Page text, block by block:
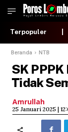
Terpopuler
Beranda NTB
SK
Tidak
Amrullah
​25 Januari 2025 |